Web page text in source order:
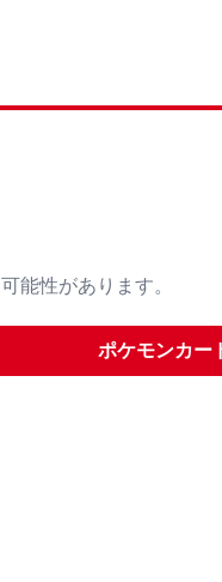
能性があります。
ポケモンカー